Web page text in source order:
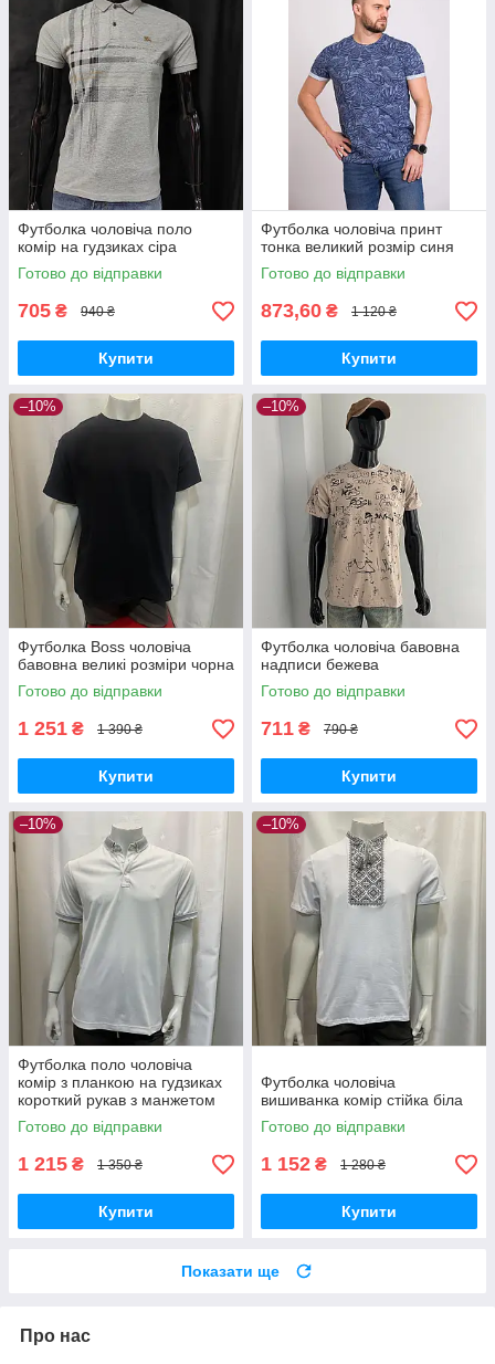
Футболка чоловіча поло
комір на гудзиках сіра
Готово до відправки
705 ₴ 940 ₴
Купити
Футболка чоловіча принт
тонка великий розмір синя
Готово до відправки
873,60 ₴ 1 120 ₴
Купити
–10%
Футболка Boss чоловіча
бавовна великі розміри чорна
Готово до відправки
1 251 ₴ 1 390 ₴
Купити
–10%
Футболка чоловіча бавовна
надписи бежева
Готово до відправки
711 ₴ 790 ₴
Купити
–10%
Футболка поло чоловіча
комір з планкою на гудзиках
короткий рукав з манжетом
молочна
Готово до відправки
1 215 ₴ 1 350 ₴
Купити
–10%
Футболка чоловіча
вишиванка комір стійка біла
Готово до відправки
1 152 ₴ 1 280 ₴
Купити
Показати ще
Про нас